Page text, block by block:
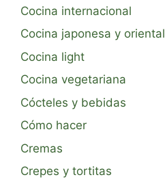
Cocina internacional
Cocina japonesa y oriental
Cocina light
Cocina vegetariana
Cócteles y bebidas
Cómo hacer
Cremas
Crepes y tortitas